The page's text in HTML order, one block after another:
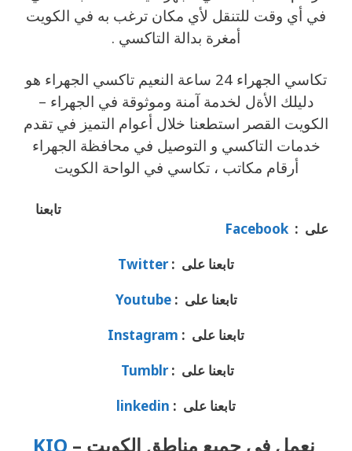
في أي وقت للتنقل لأي مكان ترغب به في الكويت
أمغرة بدالة التاكسي .
تكاسي الجهراء 24 ساعة النعيم تاكسي الجهراء هو
دليلك الأةل لخدمة آمنة وموثوقة في الجهراء –
الكويت القصر استطعنا خلال أعوام التميز في تقدم
خدمات التاكسي و التوصيل في محافظة الجهراء
أرقام مكاتب ، تكاسي في الواحة الكويت
تابعنا
على : Facebook
تابعنا على :Twitter
تابعنا على :Youtube
تابعنا على : Instagram
تابعنا على :Tumblr
تابعنا على : linkedin
نعمل في جميع مناطق الكويت – KIO